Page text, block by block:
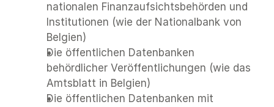
nationalen Finanzaufsichtsbehörden und
Institutionen (wie der Nationalbank von
Belgien)
Die öffentlichen Datenbanken
behördlicher Veröffentlichungen (wie das
Amtsblatt in Belgien)
Die öffentlichen Datenbanken mit